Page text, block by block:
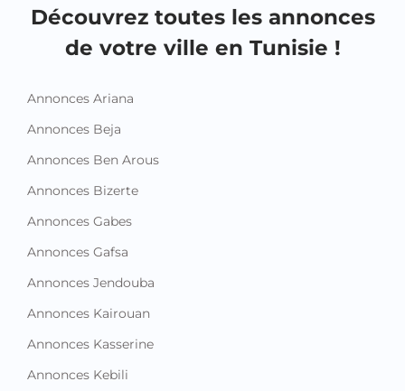
Découvrez toutes les annonces
de votre ville en Tunisie !
Annonces Ariana
Annonces Beja
Annonces Ben Arous
Annonces Bizerte
Annonces Gabes
Annonces Gafsa
Annonces Jendouba
Annonces Kairouan
Annonces Kasserine
Annonces Kebili